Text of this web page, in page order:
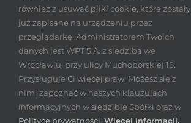
Rights Reserved | Projekt i wykonanie
Kompleksowo.
również z usuwać pliki cookie, które zostały
już zapisane na urządzeniu przez
przeglądarkę. Administratorem Twoich
danych jest WPT S.A. z siedzibą we
Wrocławiu, przy ulicy Muchoborskiej 18.
Przysługuje Ci więcej praw. Możesz się z
nimi zapoznać w naszych klauzulach
informacyjnych w siedzibie Spółki oraz w
Polityce prywatności Więcej informacji.